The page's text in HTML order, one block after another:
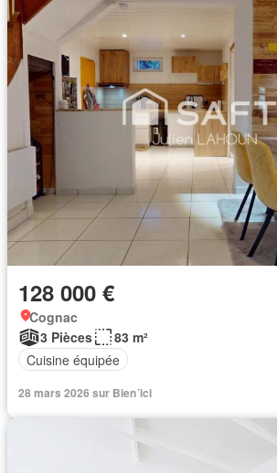
128 000 €
Cognac
3 Pièces
83 m²
Cuisine équipée
28 mars 2026 sur Bien´ici